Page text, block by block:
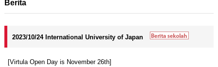
Berita
2023/10/24 International University of Japan
[Virtula Open Day is November 26th]